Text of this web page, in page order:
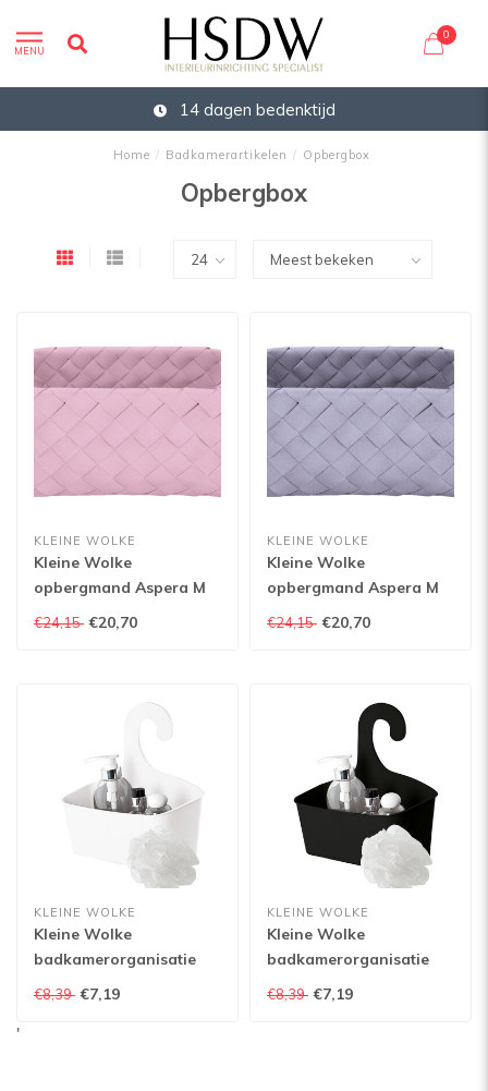
MENU
0
14 dagen bedenktijd
Home / Badkamerartikelen / Opbergbox
Opbergbox
KLEINE WOLKE
Kleine Wolke
opbergmand Aspera M
€24,15 €20,70
KLEINE WOLKE
Kleine Wolke
opbergmand Aspera M
€24,15 €20,70
KLEINE WOLKE
Kleine Wolke
badkamerorganisatie
Caddy Wit
€8,39 €7,19
KLEINE WOLKE
Kleine Wolke
badkamerorganisatie
Caddy zwart
€8,39 €7,19
'